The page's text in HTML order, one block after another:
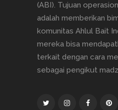
(ABI). Tujuan
adalah memberikan
komunitas Ahlul Bait
mereka bisa
terkait dengan cara
sebagai pengikut